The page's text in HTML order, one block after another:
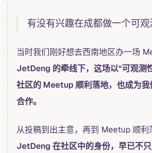
有没有兴趣在成都做一个可观
当时我们刚好想去西南地区办一场
JetDeng 的牵线下，这场以“可观测
社区的 Meetup 顺利落地，也成为
合作。
从投稿到出主意，再到 Meetup 顺利
JetDeng 在社区中的身份，早已不